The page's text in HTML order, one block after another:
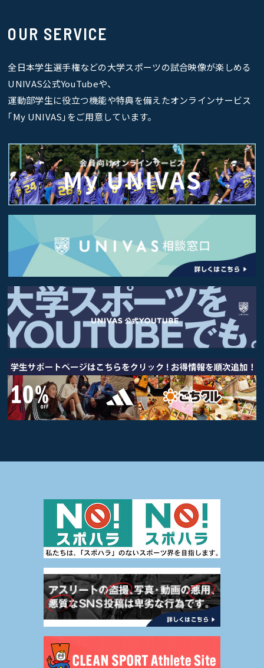
OUR SERVICE
全日本学生選手権などの大学スポーツの試合映像が楽しめる
UNIVAS公式YouTubeや、
運動部学生に役立つ機能や特典を備えたオンラインサービス
｢My UNIVAS｣をご用意しています。